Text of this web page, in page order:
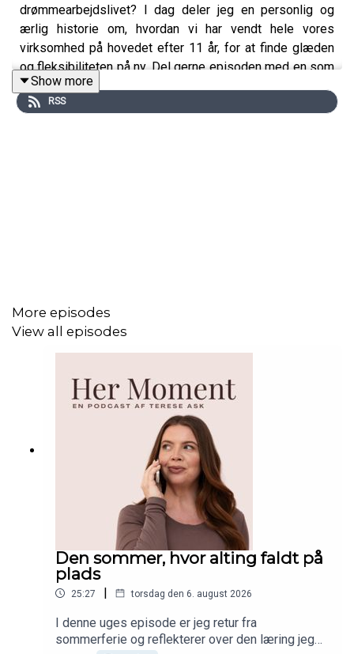
drømmearbejdslivet? I dag deler jeg en personlig og
ærlig historie om, hvordan vi har vendt hele vores
virksomhed på hovedet efter 11 år, for at finde glæden
og fleksibiliteten på ny. Del gerne episoden med en som
du ved har brug for at få et lille skub til at turde at tage
skridtet mod nye drømme!
Show more
RSS
More episodes
View all episodes
Den sommer, hvor alting faldt på
plads
25:27 | torsdag den 6. august 2026
I denne uges episode er jeg retur fra
sommerferie og reflekterer over den læring jeg